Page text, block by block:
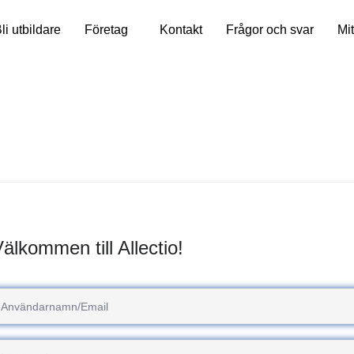
utbildare Företag Kontakt Frågor och svar
till Allectio!